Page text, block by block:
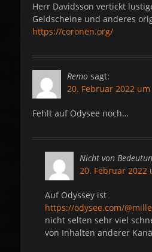
Herr Davidsson vertickt
Geldscheine und anderes
https://coronen.org/
Remo sagt:
20. Februar 2022 um
Fehlt auf Odysee noch…
Nicht von
20. Februar 2022
Auf Odyssey ist
https://odysee.com/
nicht selten sehr viel
von Inhalten anderer